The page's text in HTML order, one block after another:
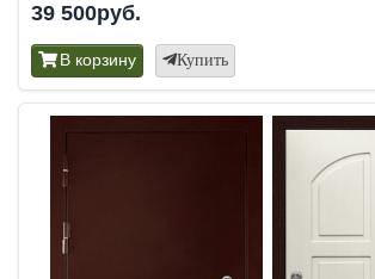
39 500руб.
В корзину Купить